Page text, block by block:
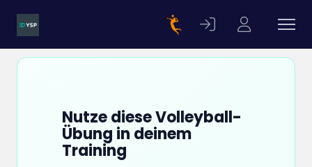
Nutze diese Volleyball-
Übung in deinem
Training